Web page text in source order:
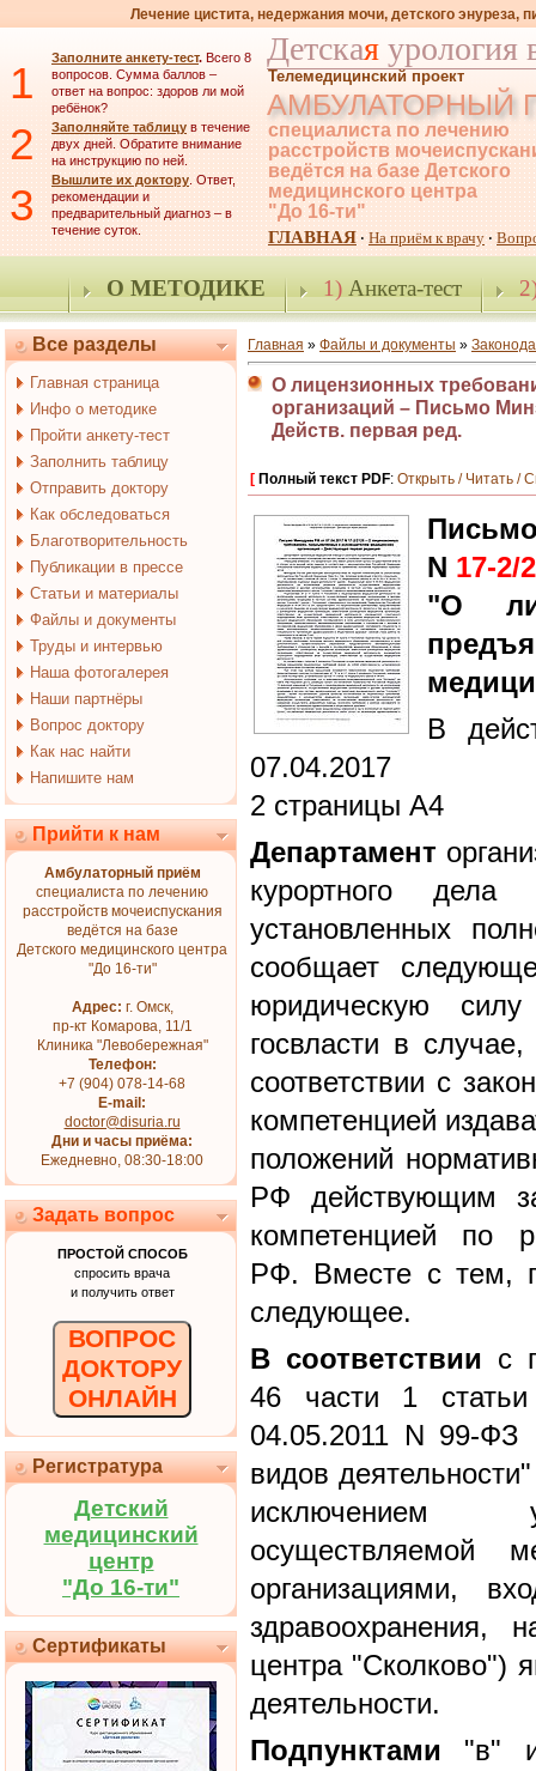
Лечение цистита, недержания мочи, детского энуреза,
1 Заполните анкету-тест. Всего 8
вопросов. Сумма баллов –
ответ на вопрос: здоров ли мой
ребёнок?
2 Заполняйте таблицу в течение
двух дней. Обратите внимание
на инструкцию по ней.
3 Вышлите их доктору. Ответ,
рекомендации и
предварительный диагноз – в
течение суток.
Детская урология
Телемедицинский проект
АМБУЛАТОРНЫЙ
специалиста по лечению
расстройств
ведётся на базе Детского
медицинского центра
"До 16-ти"
ГЛАВНАЯ · На приём к врачу ·
О МЕТОДИКЕ 1)Анкета-тест
Все разделы
Главная страница
Инфо о методике
Пройти анкету-тест
Заполнить таблицу
Отправить доктору
Как обследоваться
Благотворительность
Публикации в прессе
Статьи и материалы
Файлы и документы
Труды и интервью
Наша фотогалерея
Наши партнёры
Вопрос доктору
Как нас найти
Напишите нам
Прийти к нам
Амбулаторный приём
специалиста по лечению
расстройств мочеиспускания
ведётся на базе
Детского медицинского центра
"До 16-ти"
Адрес: г. Омск,
пр-кт Комарова, 11/1
Клиника "Левобережная"
Телефон:
+7 (904) 078-14-68
E-mail:
doctor@disuria.ru
Дни и часы приёма:
Ежедневно, 08:30-18:00
Задать вопрос
ПРОСТОЙ СПОСОБ
спросить врача
и получить ответ
ВОПРОС
ДОКТОРУ
ОНЛАЙН
Регистратура
Детский
медицинский
центр
"До 16-ти"
Сертификаты
Главная » Файлы и документы »
О лицензионных
организаций – Письмо
Действ. первая ред.
[ Полный текст PDF: Открыть / Читать /
N 17-2/
"О
В
07.04.2017
2 страницы А4
Департамент
курортного
установленных
сообщает
юридическую
госвласти в
соответствии с
компетенцией
положений
РФ действующим
компетенцией по
РФ. Вместе с тем,
следующее.
В соответствии с
46 части 1
04.05.2011 N 99-ФЗ
видов
исключением
осуществляемой
организациями,
здравоохранения,
центра "Сколково")
деятельности.
Подпунктами "в"